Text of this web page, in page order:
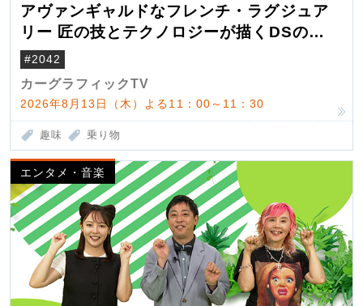
アヴァンギャルドなフレンチ・ラグジュア
リー 匠の技とテクノロジーが描くDSの世
界観
#2042
カーグラフィックTV
2026年8月13日（木）よる11：00～11：30
趣味 乗り物
エンタメ・音楽